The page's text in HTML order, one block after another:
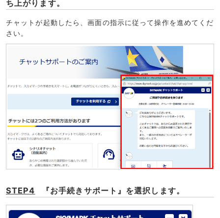
ち上がります。
チャットが起動したら、画面の指示に従って操作を進めてくだ
さい。
STEP4 『お手続きサポート』を選択します。